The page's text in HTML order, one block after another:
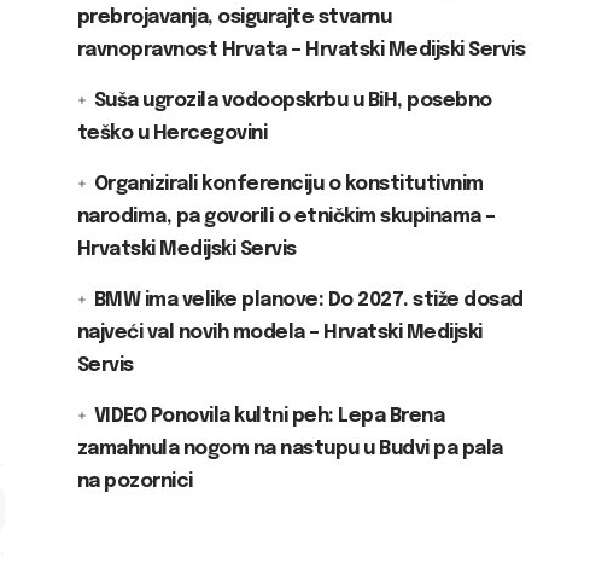
prebrojavanja, osigurajte stvarnu
ravnopravnost Hrvata – Hrvatski Medijski Servis
Suša ugrozila vodoopskrbu u BiH, posebno
teško u Hercegovini
Organizirali konferenciju o konstitutivnim
narodima, pa govorili o etničkim skupinama –
Hrvatski Medijski Servis
BMW ima velike planove: Do 2027. stiže dosad
najveći val novih modela – Hrvatski Medijski
Servis
VIDEO Ponovila kultni peh: Lepa Brena
zamahnula nogom na nastupu u Budvi pa pala
na pozornici